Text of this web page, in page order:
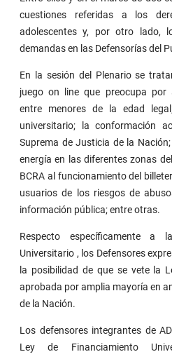
cuestiones referidas a los
adolescentes y, por otro lado,
demandas en las Defensorías del
En la sesión del Plenario se
juego on line que preocupa por
entre menores de la edad
universitario; la conformación
Suprema de Justicia de la
energía en las diferentes zonas
BCRA al funcionamiento del
usuarios de los riesgos de
información pública; entre otras.
Respecto específicamente a
Universitario , los Defensores
la posibilidad de que se vete la
aprobada por amplia mayoría en
de la Nación.
Los defensores integrantes de
Ley de Financiamiento